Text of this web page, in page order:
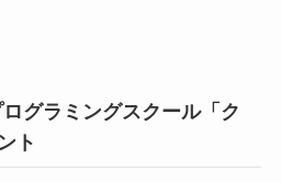
グラミングスクール「ク
ト